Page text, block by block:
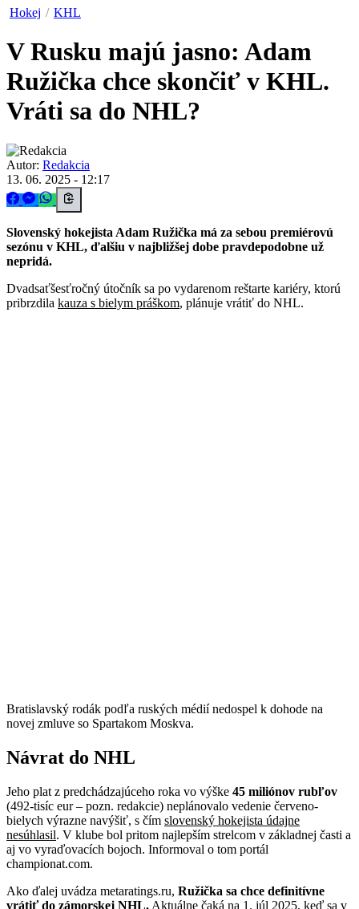
Hokej / KHL
V Rusku majú jasno: Adam
Ružička chce skončiť v KHL.
Vráti sa do NHL?
Autor: Redakcia
13. 06. 2025 - 12:17
Slovenský hokejista Adam Ružička má za sebou premiérovú
sezónu v KHL, ďalšiu v najbližšej dobe pravdepodobne už
nepridá.
Dvadsaťšesťročný útočník sa po vydarenom reštarte kariéry, ktorú
pribrzdila kauza s bielym práškom, plánuje vrátiť do NHL.
Bratislavský rodák podľa ruských médií nedospel k dohode na
novej zmluve so Spartakom Moskva.
Návrat do NHL
Jeho plat z predchádzajúceho roka vo výške 45 miliónov rubľov
(492-tisíc eur – pozn. redakcie) neplánovalo vedenie červeno-
bielych výrazne navýšiť, s čím slovenský hokejista údajne
nesúhlasil. V klube bol pritom najlepším strelcom v základnej časti a
aj vo vyraďovacích bojoch. Informoval o tom portál
championat.com.
Ako ďalej uvádza metaratings.ru, Ružička sa chce definitívne
vrátiť do zámorskej NHL. Aktuálne čaká na 1. júl 2025, keď sa v